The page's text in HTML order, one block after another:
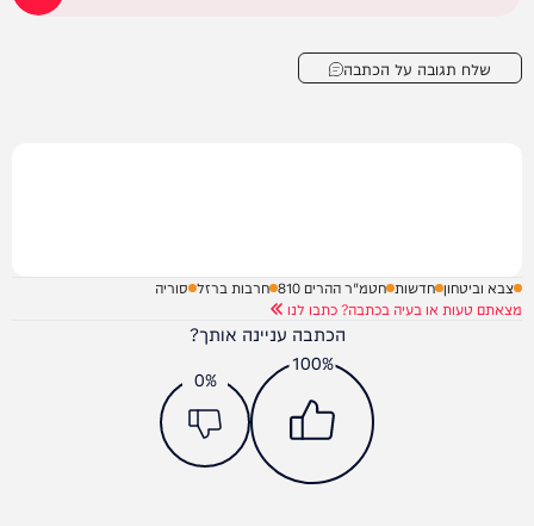
שלח תגובה על הכתבה
צבא וביטחון חדשות חטמ"ר ההרים 810 חרבות ברזל סוריה
מצאתם טעות או בעיה בכתבה? כתבו לנו
הכתבה עניינה אותך?
100%
0%